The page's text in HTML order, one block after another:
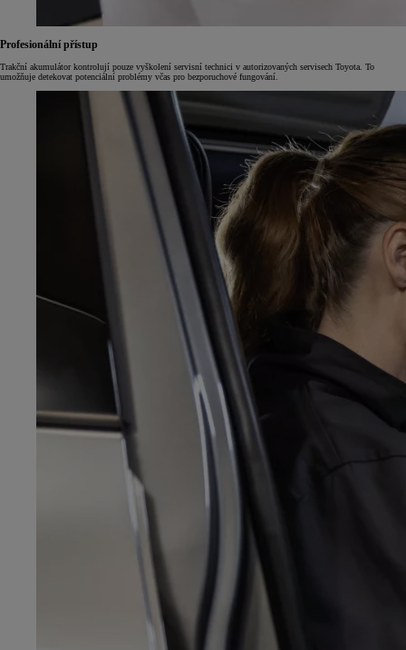
Profesionální přístup
Trakční akumulátor kontrolují pouze vyškolení servisní technici v autorizovaných servisech Toyota. To
umožňuje detekovat potenciální problémy včas pro bezporuchové fungování.